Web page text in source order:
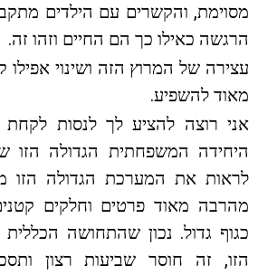
מסוימת, והקשרים עם הילדים
הרגשה כאילו כך הם החיים וזהו זה.
עצירה של המרוץ הזה ושינוי
מאוד להשפיע.
אני רוצה להציע לך לנסות לקחת
היחידה המשפחתית הגדולה הזו
לראות את המערכת הגדולה הזו
מהרבה מאוד פרטים וחלקים
כגוף גדול. נכון שהתחושה
הזו, זה חוסר שביעות רצון